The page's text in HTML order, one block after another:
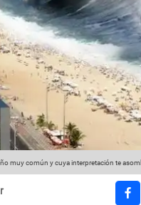
muy común y cuya interpretación te